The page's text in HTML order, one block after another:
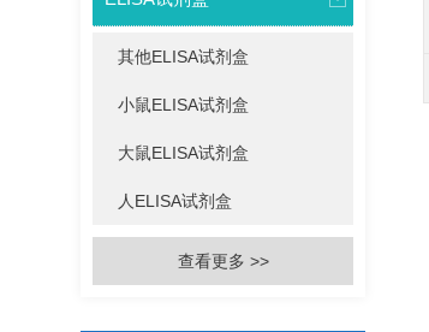
其他ELISA试剂盒
小鼠ELISA试剂盒
大鼠ELISA试剂盒
人ELISA试剂盒
查看更多 >>